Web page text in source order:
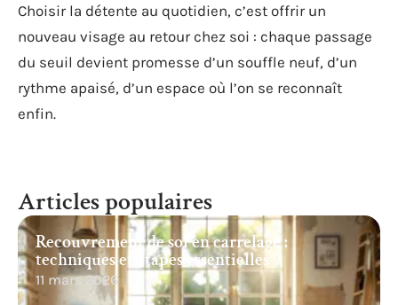
Choisir la détente au quotidien, c’est offrir un
nouveau visage au retour chez soi : chaque passage
du seuil devient promesse d’un souffle neuf, d’un
rythme apaisé, d’un espace où l’on se reconnaît
enfin.
Articles populaires
Recouvrement de sol en carrelage :
techniques et étapes essentielles
11 mars 2026